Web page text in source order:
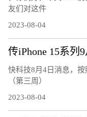
友们对这件
2023-08-04
快科技8月4日消息，
（第三周）
2023-08-04